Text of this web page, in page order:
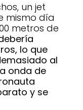
un jet
mismo día
metros de
lo que
al
onda de
y se